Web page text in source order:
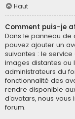
Haut
Comment puis-je
Dans le panneau de
pouvez ajouter un
suivantes : le service
images distantes ou
administrateurs du
fonctionnalité des
rendre disponible
d’avatars, nous
forum.